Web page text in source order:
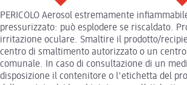
PERICOLO Aerosol estremamente
pressurizzato: può esplodere se riscaldato.
irritazione oculare. Smaltire il prodotto/
centro di smaltimento autorizzato o un
comunale. In caso di consultazione di un
disposizione il contenitore o l'etichetta del